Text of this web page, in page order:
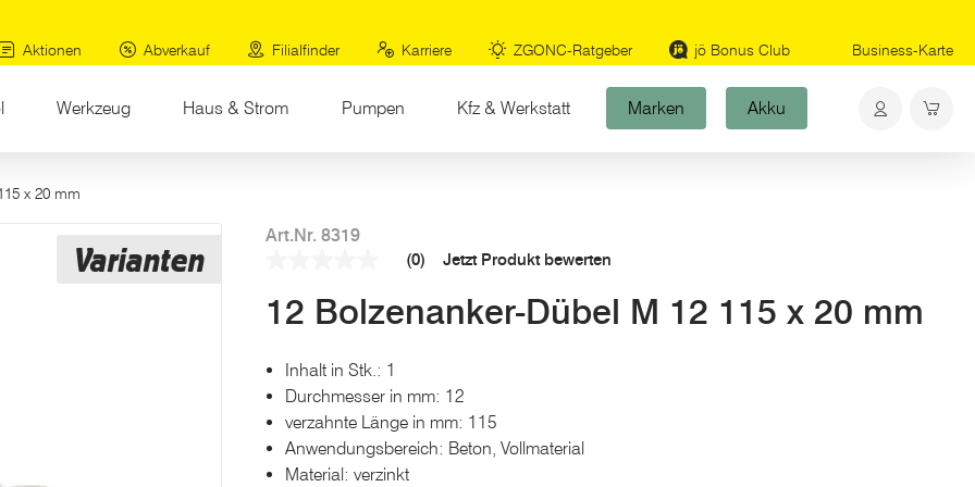
Aktionen
Abverkauf Filialfinder Karriere ZGONC-Ratgeber jö Bonus Club Business-Karte
Werkzeug
Haus & Strom Pumpen Kfz & Werkstatt Marken Akku
x 20 mm
Varianten
Art.Nr. 8319
Link
auf
(0) Jetzt Produkt bewerten
12 Bolzenanker-Dübel M 12 115 x 20 mm
Inhalt in Stk.: 1
Durchmesser in mm: 12
verzahnte Länge in mm: 115
Anwendungsbereich: Beton, Vollmaterial
Material: verzinkt